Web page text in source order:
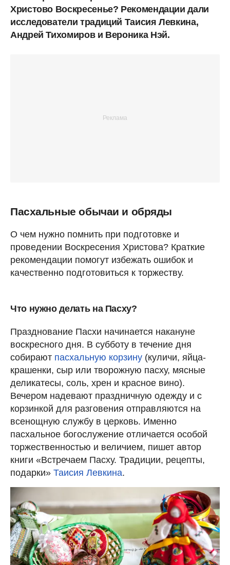
Христово Воскресенье? Рекомендации дали
исследователи традиций Таисия Левкина,
Андрей Тихомиров и Вероника Нэй.
Пасхальные обычаи и обряды
О чем нужно помнить при подготовке и
проведении Воскресения Христова? Краткие
рекомендации помогут избежать ошибок и
качественно подготовиться к торжеству.
Что нужно делать на Пасху?
Празднование Пасхи начинается накануне
воскресного дня. В субботу в течение дня
собирают пасхальную корзину (куличи, яйца-
крашенки, сыр или творожную пасху, мясные
деликатесы, соль, хрен и красное вино).
Вечером надевают праздничную одежду и с
корзинкой для разговения отправляются на
всенощную службу в церковь. Именно
пасхальное богослужение отличается особой
торжественностью и величием, пишет автор
книги «Встречаем Пасху. Традиции, рецепты,
подарки» Таисия Левкина.